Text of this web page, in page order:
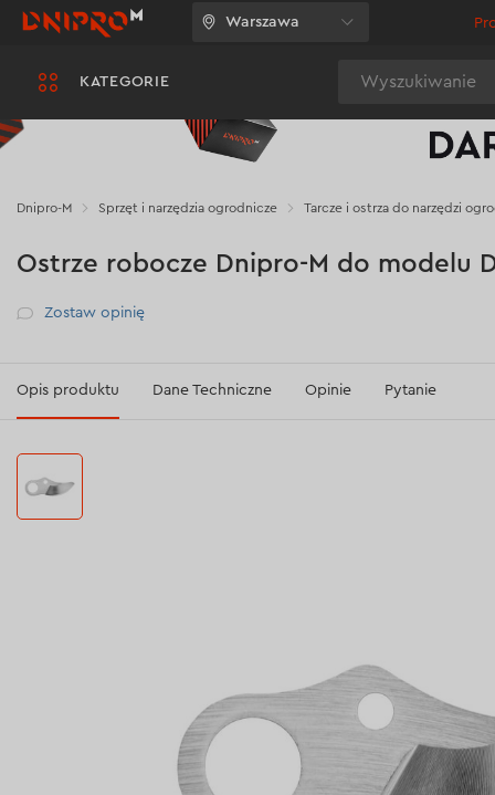
KATEGORIE
Warszawa
Dnipro-M Sprzęt i narzędzia ogrodnicze Tarcze i ostrza do narzędzi
Ostrze robocze Dnipro-M do modelu
Рейтинг
Zostaw opinię
Opis produktu Dane Techniczne Opinie Pytanie